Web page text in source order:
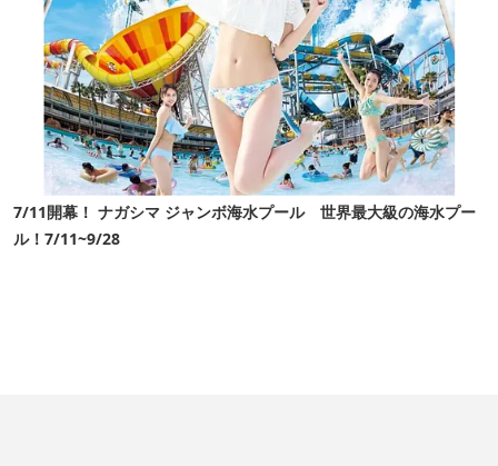
7/11開幕！ ナガシマ ジャンボ海水プール 世界最大級の海水プー
ル！7/11~9/28